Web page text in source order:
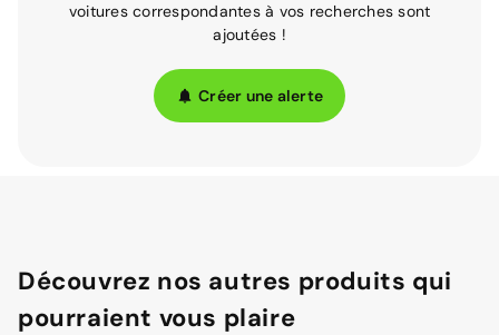
voitures correspondantes à vos recherches sont
ajoutées !
Créer une alerte
Découvrez nos autres produits qui
pourraient vous plaire